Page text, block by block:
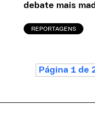
debate mais
REPORTAGENS
Página 1 de